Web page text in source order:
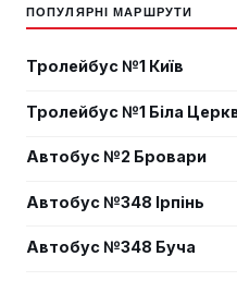
ПОПУЛЯРНІ МАРШРУТИ
Тролейбус №1 Київ
Тролейбус №1 Біла
Автобус №2 Бровари
Автобус №348 Ірпінь
Автобус №348 Буча